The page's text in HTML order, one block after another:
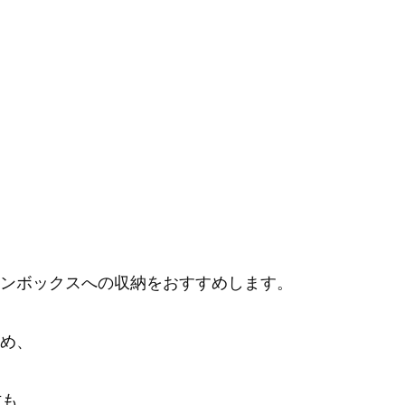
ボックスへの収納をおすすめします。
、